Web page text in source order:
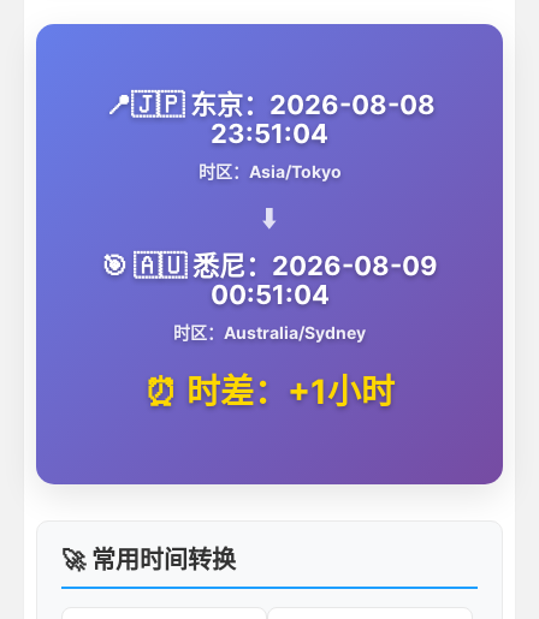
📍🇯🇵 东京：2026-08-08
23:51:04
时区：Asia/Tokyo
⬇️
🎯 🇦🇺 悉尼：2026-08-09
00:51:04
时区：Australia/Sydney
⏰ 时差：+1小时
🚀 常用时间转换